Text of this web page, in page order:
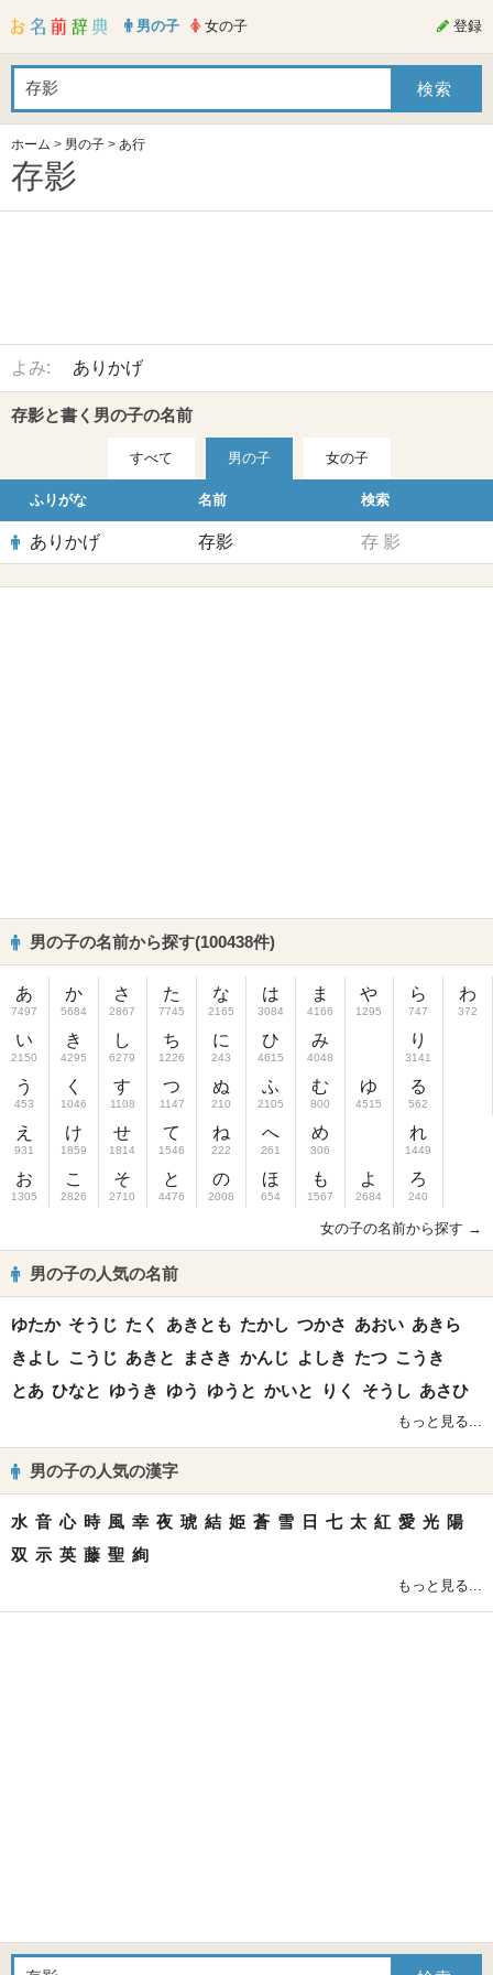
男の子 女の子 登録
ホーム > 男の子 > あ行
存影
よみ: ありかげ
存影と書く男の子の名前
すべて 男の子 女の子
ふりがな 名前 検索
ありかげ 存影 存 影
男の子の名前から探す(100438件)
あ
7497
い
2150
う
453
え
931
お
1305
か
5684
き
4295
く
1046
け
1859
こ
2826
さ
2867
し
6279
す
1108
せ
1814
そ
2710
た
7745
ち
1226
つ
1147
て
1546
と
4476
な
2165
に
243
ぬ
210
ね
222
の
2008
は
3084
ひ
4615
ふ
2105
へ
261
ほ
654
ま
4166
み
4048
む
800
め
306
も
1567
や
1295
ゆ
4515
よ
2684
ら
747
り
3141
る
562
れ
1449
ろ
240
わ
372
女の子の名前から探す →
男の子の人気の名前
ゆたか そうじ たく あきとも たかし つかさ あおい あきら
きよし こうじ あきと まさき かんじ よしき たつ こうき
とあ ひなと ゆうき ゆう ゆうと かいと りく そうし あさひ
もっと見る...
男の子の人気の漢字
水 音 心 時 風 幸 夜 琥 結 姫 蒼 雪 日 七 太 紅 愛 光 陽
双 示 英 藤 聖 絢
もっと見る...